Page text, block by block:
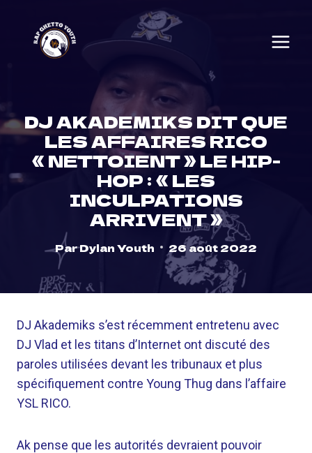
content
DJ AKADEMIKS DIT QUE
LES AFFAIRES RICO
« NETTOIENT » LE HIP-
HOP : « LES
INCULPATIONS
ARRIVENT »
ParDylan Youth 26 août 2022
DJ Akademiks s’est récemment entretenu avec
DJ Vlad et les titans d’Internet ont discuté des
paroles utilisées devant les tribunaux et plus
spécifiquement contre Young Thug dans l’affaire
YSL RICO.
Ak pense que les autorités devraient pouvoir